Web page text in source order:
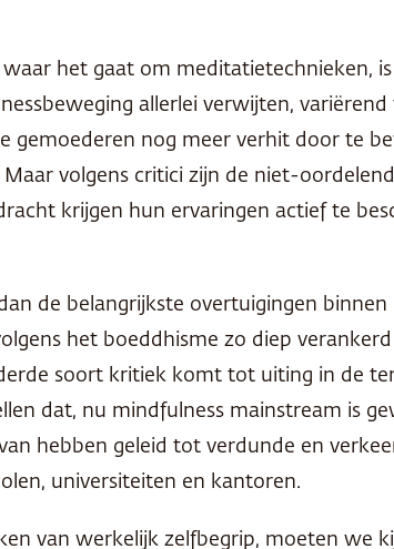
het gaat om meditatietechnieken,
allerlei verwijten, variërend
nog meer verhit door te
volgens critici zijn de niet-
krijgen hun ervaringen actief te
de belangrijkste overtuigingen
het boeddhisme zo diep
soort kritiek komt tot uiting in de
dat, nu mindfulness mainstream is
hebben geleid tot verdunde en
universiteiten en kantoren.
van werkelijk zelfbegrip, moeten we